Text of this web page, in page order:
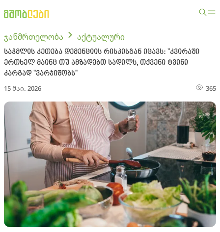
ჯანმრთელობა აქტუალური
საჭმლის კეთება დემენციის რისკისგან იცავს: "კვირაში
ერთხელ მაინც თუ ამზადებთ სადილს, თქვენი ტვინი
კარგად "ვარჯიშობს"
15 მაი. 2026 365